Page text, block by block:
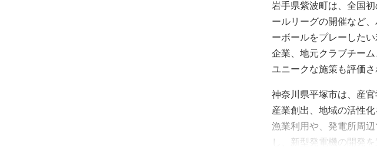
岩手県紫波町は、全国
ールリーグの開催など
ーボールをプレーした
企業、地元クラブチー
ユニークな施策も評価さ
神奈川県平塚市は、産
産業創出、地域の活性
漁業利用や、発電所周
し、新型発電機の開発を